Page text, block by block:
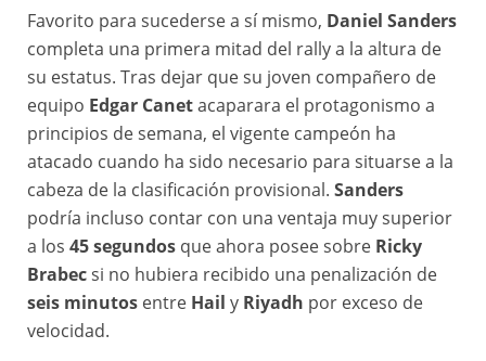
Favorito para sucederse a sí mismo, Daniel Sanders
completa una primera mitad del rally a la altura de
su estatus. Tras dejar que su joven compañero de
equipo Edgar Canetacaparara el protagonismo a
principios de semana, el vigente campeón ha
atacado cuando ha sido necesario para situarse a la
cabeza de la clasificación provisional. Sanders
podría incluso contar con una ventaja muy superior
a los 45 segundos que ahora posee sobre Ricky
Brabecsi no hubiera recibido una penalización de
seis minutos entre Hail y Riyadh por exceso de
velocidad.